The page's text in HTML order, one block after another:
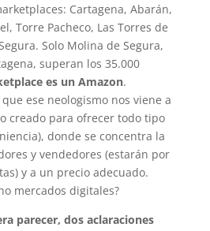
Cartagena, Abarán,
Torre Pacheco, Las Torres de
Solo Molina de Segura,
superan los 35.000
es un Amazon.
ese neologismo nos viene a
creado para ofrecer todo tipo
donde se concentra la
y vendedores (estarán por
y a un precio adecuado.
mercados digitales?
parecer, dos aclaraciones